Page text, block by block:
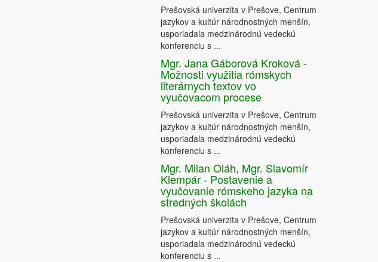
Prešovská univerzita v Prešove, Centrum
jazykov a kultúr národnostných menšín,
usporiadala medzinárodnú vedeckú
konferenciu s ...
Mgr. Jana Gáborová Kroková -
Možnosti využitia rómskych
literárnych textov vo
vyučovacom procese
Prešovská univerzita v Prešove, Centrum
jazykov a kultúr národnostných menšín,
usporiadala medzinárodnú vedeckú
konferenciu s ...
Mgr. Milan Oláh, Mgr. Slavomír
Klempár - Postavenie a
vyučovanie rómskeho jazyka na
stredných školách
Prešovská univerzita v Prešove, Centrum
jazykov a kultúr národnostných menšín,
usporiadala medzinárodnú vedeckú
konferenciu s ...